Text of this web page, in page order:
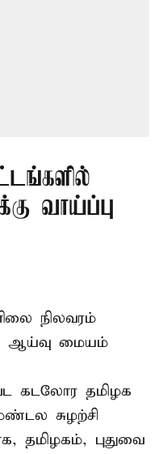
வாய்ப்பு
நிலவரம்
ஆய்வு மையம்
கடலோர தமிழக
சுழற்சி
தமிழகம், புதுவை